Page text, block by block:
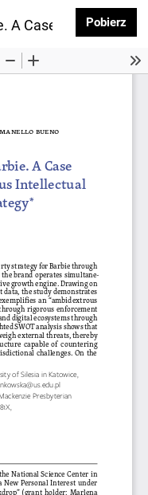
A Case Study of an
Pobierz